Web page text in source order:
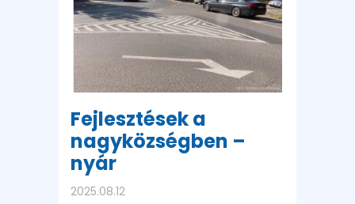
Fejlesztések a
nagyközségben –
nyár
2025.08.12